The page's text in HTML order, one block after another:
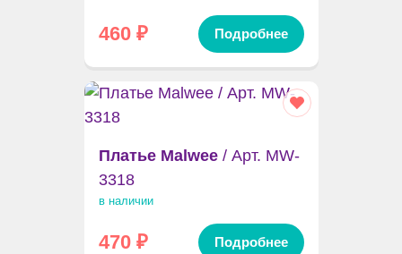
460₽ Подробнее
Платье Malwee/ Арт. MW-
3318
в наличии
470₽ Подробнее